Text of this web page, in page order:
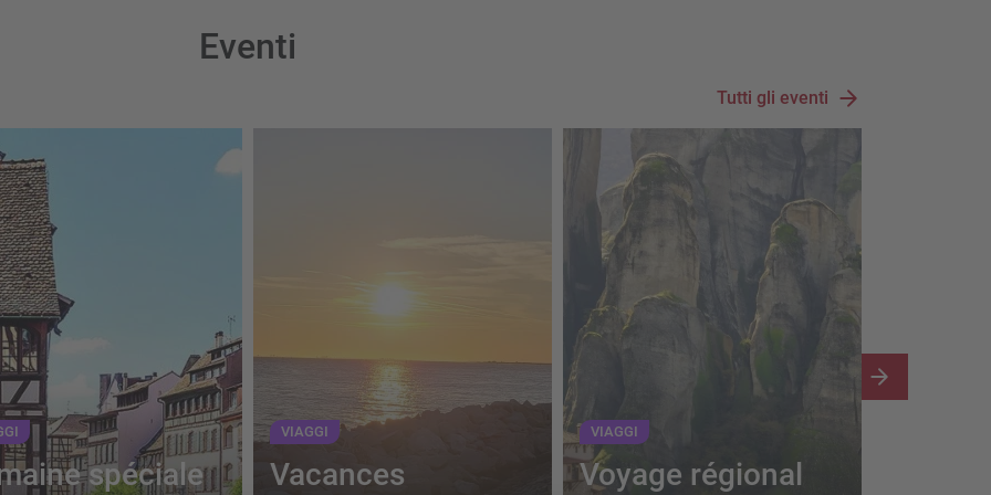
Eventi
Tutti gli eventi
spéciale
VIAGGI
Vacances
VIAGGI
Voyage régional